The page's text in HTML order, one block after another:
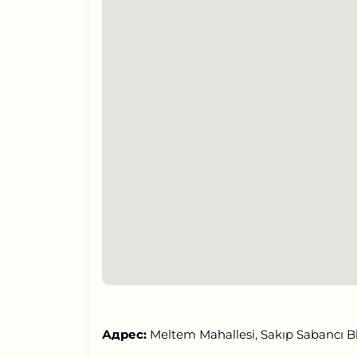
Адрес:Meltem Mahallesi, Sakıp Sabancı